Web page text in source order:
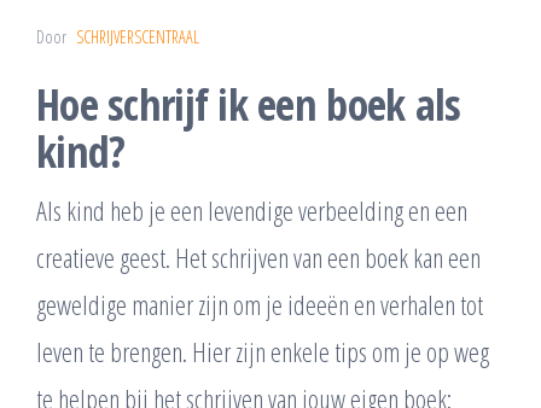
Door SCHRIJVERSCENTRAAL
Hoe schrijf ik een boek als
kind?
Als kind heb je een levendige verbeelding en een
creatieve geest. Het schrijven van een boek kan een
geweldige manier zijn om je ideeën en verhalen tot
leven te brengen. Hier zijn enkele tips om je op weg
te helpen bij het schrijven van jouw eigen boek: